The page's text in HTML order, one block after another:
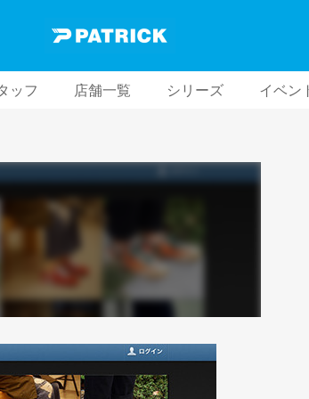
ッフ 店舗一覧 シリーズ イベン